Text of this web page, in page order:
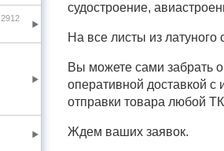
2912
судостроение,
На все листы из
Вы можете сами забрать
оперативной доставкой с
отправки товара любой
Ждем ваших заявок.